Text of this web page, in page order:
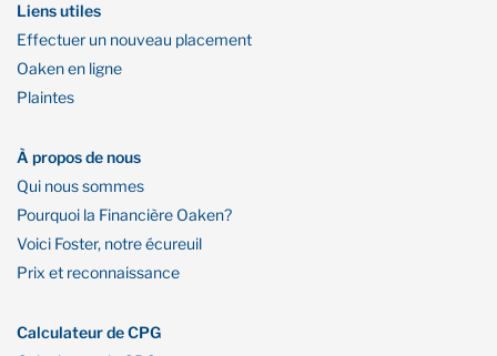
Liens utiles
Effectuer un nouveau placement
Oaken en ligne
Plaintes
À propos de nous
Qui nous sommes
Pourquoi la Financière Oaken?
Voici Foster, notre écureuil
Prix et reconnaissance
Calculateur de CPG